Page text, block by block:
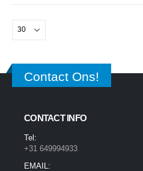
Contact Ons!
CONTACT INFO
Tel:
+31 649994933
EMAIL: